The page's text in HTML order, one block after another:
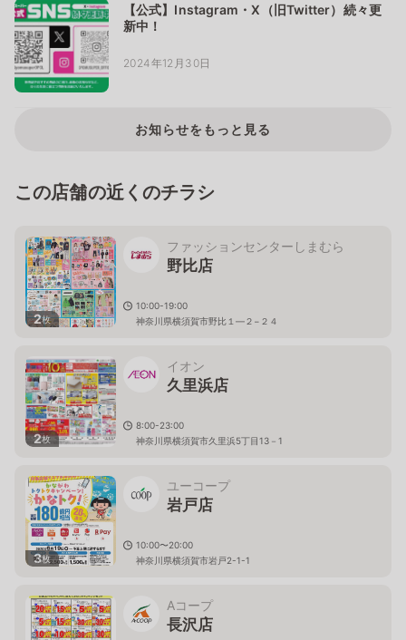
【公式】Instagram・X（旧Twitter）続々更
新中！
2024年12月30日
お知らせをもっと見る
この店舗の近くのチラシ
2枚
ファッションセンターしまむら
野比店
10:00-19:00
神奈川県横須賀市野比１—２−２４
2枚
イオン
久里浜店
8:00-23:00
神奈川県横須賀市久里浜5丁目13－1
3枚
ユーコープ
岩戸店
10:00〜20:00
神奈川県横須賀市岩戸2-1-1
Aコープ
長沢店